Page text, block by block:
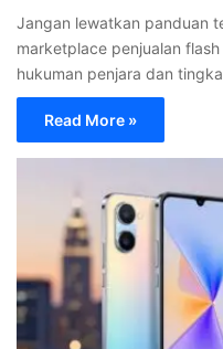
Jangan lewatkan panduan
marketplace penjualan
hukuman penjara dan
Read More »